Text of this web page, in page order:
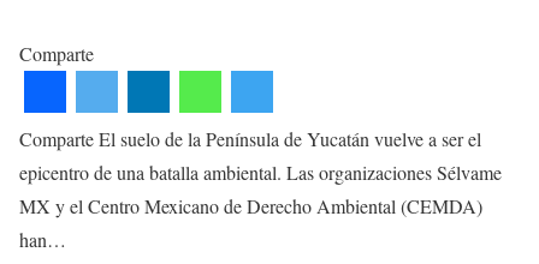
Comparte
Comparte El suelo de la Península de Yucatán vuelve a ser el
epicentro de una batalla ambiental. Las organizaciones Sélvame
MX y el Centro Mexicano de Derecho Ambiental (CEMDA)
han…